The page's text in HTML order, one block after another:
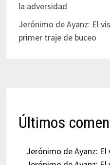
la adversidad
Jerónimo de Ayanz: El
primer traje de buceo
Últimos
Jerónimo de Ayanz: